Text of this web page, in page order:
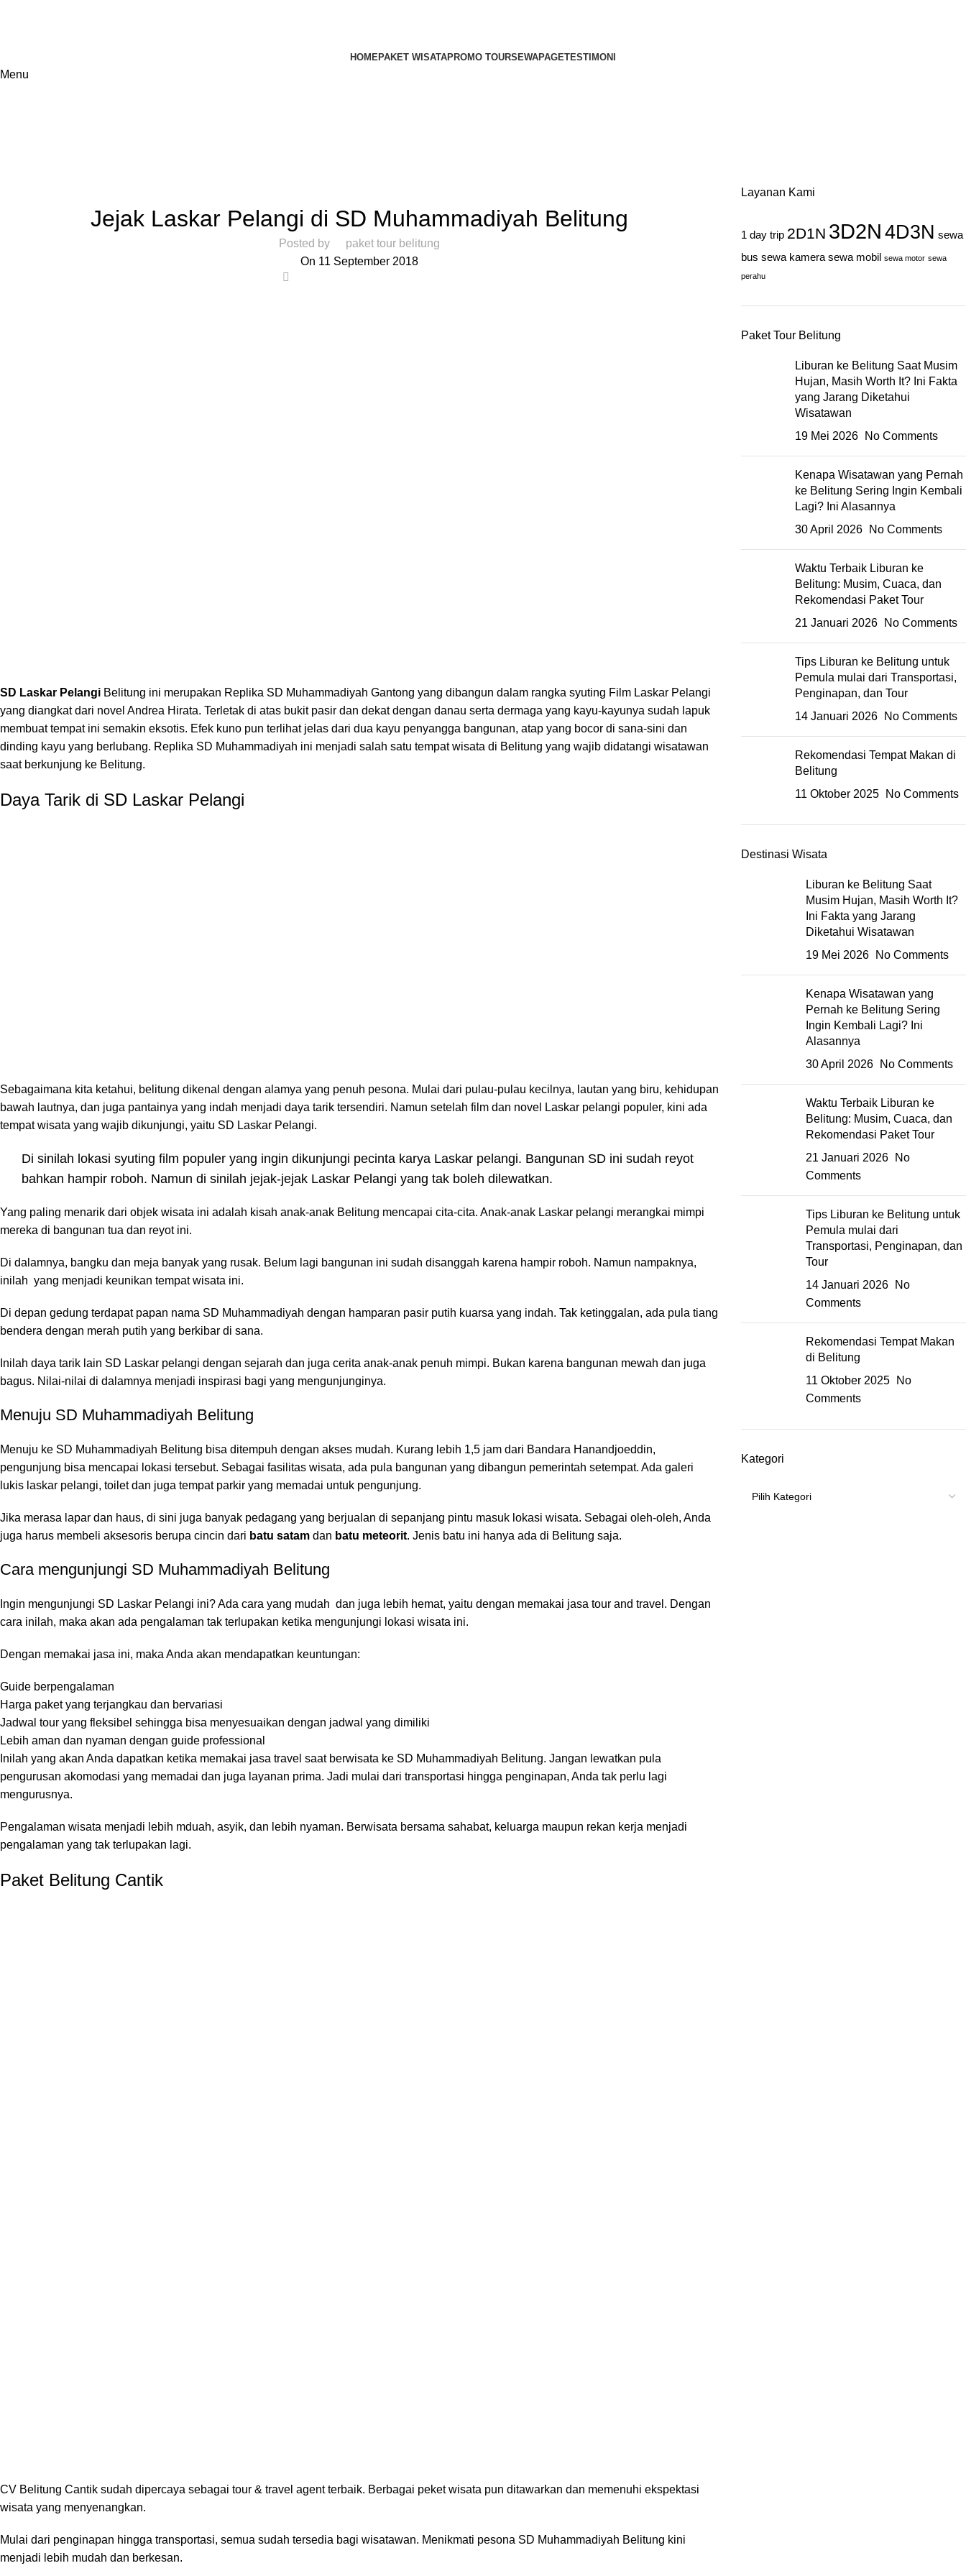
HOMEPAKET WISATAPROMO TOURSEWAPAGETESTIMONI
Menu
Jejak Laskar Pelangi di SD Muhammadiyah Belitung
Posted by
paket tour belitung
On 11 September 2018
SD Laskar Pelangi Belitung ini merupakan Replika SD Muhammadiyah Gantong yang dibangun dalam rangka syuting Film Laskar Pelangi
yang diangkat dari novel Andrea Hirata. Terletak di atas bukit pasir dan dekat dengan danau serta dermaga yang kayu-kayunya sudah lapuk
membuat tempat ini semakin eksotis. Efek kuno pun terlihat jelas dari dua kayu penyangga bangunan, atap yang bocor di sana-sini dan
dinding kayu yang berlubang. Replika SD Muhammadiyah ini menjadi salah satu tempat wisata di Belitung yang wajib didatangi wisatawan
saat berkunjung ke Belitung.
Daya Tarik di SD Laskar Pelangi
Sebagaimana kita ketahui, belitung dikenal dengan alamya yang penuh pesona. Mulai dari pulau-pulau kecilnya, lautan yang biru, kehidupan
bawah lautnya, dan juga pantainya yang indah menjadi daya tarik tersendiri. Namun setelah film dan novel Laskar pelangi populer, kini ada
tempat wisata yang wajib dikunjungi, yaitu SD Laskar Pelangi.
Di sinilah lokasi syuting film populer yang ingin dikunjungi pecinta karya Laskar pelangi. Bangunan SD ini sudah reyot
bahkan hampir roboh. Namun di sinilah jejak-jejak Laskar Pelangi yang tak boleh dilewatkan.
Yang paling menarik dari objek wisata ini adalah kisah anak-anak Belitung mencapai cita-cita. Anak-anak Laskar pelangi merangkai mimpi
mereka di bangunan tua dan reyot ini.
Di dalamnya, bangku dan meja banyak yang rusak. Belum lagi bangunan ini sudah disanggah karena hampir roboh. Namun nampaknya,
inilah yang menjadi keunikan tempat wisata ini.
Di depan gedung terdapat papan nama SD Muhammadiyah dengan hamparan pasir putih kuarsa yang indah. Tak ketinggalan, ada pula tiang
bendera dengan merah putih yang berkibar di sana.
Inilah daya tarik lain SD Laskar pelangi dengan sejarah dan juga cerita anak-anak penuh mimpi. Bukan karena bangunan mewah dan juga
bagus. Nilai-nilai di dalamnya menjadi inspirasi bagi yang mengunjunginya.
Menuju SD Muhammadiyah Belitung
Menuju ke SD Muhammadiyah Belitung bisa ditempuh dengan akses mudah. Kurang lebih 1,5 jam dari Bandara Hanandjoeddin,
pengunjung bisa mencapai lokasi tersebut. Sebagai fasilitas wisata, ada pula bangunan yang dibangun pemerintah setempat. Ada galeri
lukis laskar pelangi, toilet dan juga tempat parkir yang memadai untuk pengunjung.
Jika merasa lapar dan haus, di sini juga banyak pedagang yang berjualan di sepanjang pintu masuk lokasi wisata. Sebagai oleh-oleh, Anda
juga harus membeli aksesoris berupa cincin dari batu satam dan batu meteorit. Jenis batu ini hanya ada di Belitung saja.
Cara mengunjungi SD Muhammadiyah Belitung
Ingin mengunjungi SD Laskar Pelangi ini? Ada cara yang mudah dan juga lebih hemat, yaitu dengan memakai jasa tour and travel. Dengan
cara inilah, maka akan ada pengalaman tak terlupakan ketika mengunjungi lokasi wisata ini.
Dengan memakai jasa ini, maka Anda akan mendapatkan keuntungan:
Guide berpengalaman
Harga paket yang terjangkau dan bervariasi
Jadwal tour yang fleksibel sehingga bisa menyesuaikan dengan jadwal yang dimiliki
Lebih aman dan nyaman dengan guide professional
Inilah yang akan Anda dapatkan ketika memakai jasa travel saat berwisata ke SD Muhammadiyah Belitung. Jangan lewatkan pula
pengurusan akomodasi yang memadai dan juga layanan prima. Jadi mulai dari transportasi hingga penginapan, Anda tak perlu lagi
mengurusnya.
Pengalaman wisata menjadi lebih mduah, asyik, dan lebih nyaman. Berwisata bersama sahabat, keluarga maupun rekan kerja menjadi
pengalaman yang tak terlupakan lagi.
Paket Belitung Cantik
CV Belitung Cantik sudah dipercaya sebagai tour & travel agent terbaik. Berbagai peket wisata pun ditawarkan dan memenuhi ekspektasi
wisata yang menyenangkan.
Mulai dari penginapan hingga transportasi, semua sudah tersedia bagi wisatawan. Menikmati pesona SD Muhammadiyah Belitung kini
menjadi lebih mudah dan berkesan.
Layanan Kami
1 day trip 2D1N 3D2N 4D3N sewa
bus sewa kamera sewa mobil sewa motor sewa
perahu
Paket Tour Belitung
Liburan ke Belitung Saat Musim
Hujan, Masih Worth It? Ini Fakta
yang Jarang Diketahui
Wisatawan
19 Mei 2026
No Comments
Kenapa Wisatawan yang Pernah
ke Belitung Sering Ingin Kembali
Lagi? Ini Alasannya
30 April 2026
No Comments
Waktu Terbaik Liburan ke
Belitung: Musim, Cuaca, dan
Rekomendasi Paket Tour
21 Januari 2026
No Comments
Tips Liburan ke Belitung untuk
Pemula mulai dari Transportasi,
Penginapan, dan Tour
14 Januari 2026
No Comments
Rekomendasi Tempat Makan di
Belitung
11 Oktober 2025
No Comments
Destinasi Wisata
Liburan ke Belitung Saat
Musim Hujan, Masih Worth It?
Ini Fakta yang Jarang
Diketahui Wisatawan
19 Mei 2026
No Comments
Kenapa Wisatawan yang
Pernah ke Belitung Sering
Ingin Kembali Lagi? Ini
Alasannya
30 April 2026
No Comments
Waktu Terbaik Liburan ke
Belitung: Musim, Cuaca, dan
Rekomendasi Paket Tour
21 Januari 2026
No
Comments
Tips Liburan ke Belitung untuk
Pemula mulai dari
Transportasi, Penginapan, dan
Tour
14 Januari 2026
No
Comments
Rekomendasi Tempat Makan
di Belitung
11 Oktober 2025
No
Comments
Kategori